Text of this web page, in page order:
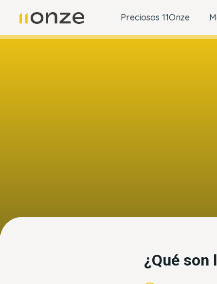
Preciosos 11Onze
¿Qué son